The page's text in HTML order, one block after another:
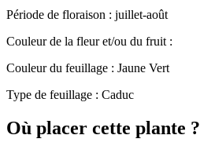
Période de floraison : juillet-août
Couleur de la fleur et/ou du fruit :
Couleur du feuillage : Jaune Vert
Type de feuillage : Caduc
Où placer cette plante ?